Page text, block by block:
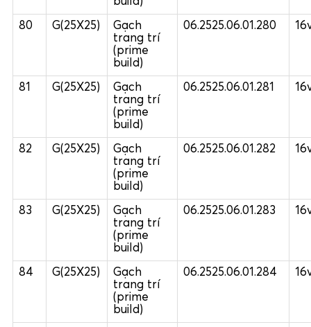
80 G(25X25)
Gạch
trang trí
(prime
build)
06.2525.06.01.280
81 G(25X25)
Gạch
trang trí
(prime
build)
06.2525.06.01.281
82 G(25X25)
Gạch
trang trí
(prime
build)
06.2525.06.01.282
83 G(25X25)
Gạch
trang trí
(prime
build)
06.2525.06.01.283
84 G(25X25)
Gạch
trang trí
(prime
build)
06.2525.06.01.284